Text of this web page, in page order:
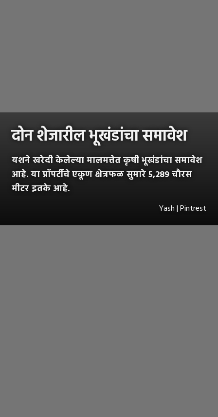
दोन शेजारील भूखंडांचा समावेश
यशने खरेदी केलेल्या मालमत्तेत कृषी भूखंडांचा समावेश
आहे. या प्रॉपर्टीचे एकूण क्षेत्रफळ सुमारे 5,289 चौरस
मीटर इतके आहे.
Yash | Pintrest